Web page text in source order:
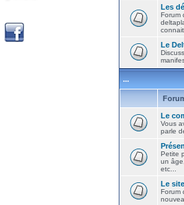
Les
Forum
Le
...
Le
Vous
parle
Petite
un
etc...
Le
Forum